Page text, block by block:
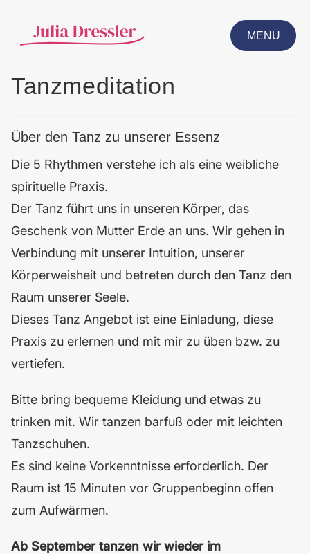
MENÜ
Tanzmeditation
Über den Tanz zu unserer Essenz
Die 5 Rhythmen verstehe ich als eine weibliche
spirituelle Praxis.
Der Tanz führt uns in unseren Körper, das
Geschenk von Mutter Erde an uns. Wir gehen in
Verbindung mit unserer Intuition, unserer
Körperweisheit und betreten durch den Tanz den
Raum unserer Seele.
Dieses Tanz Angebot ist eine Einladung, diese
Praxis zu erlernen und mit mir zu üben bzw. zu
vertiefen.
Bitte bring bequeme Kleidung und etwas zu
trinken mit. Wir tanzen barfuß oder mit leichten
Tanzschuhen.
Es sind keine Vorkenntnisse erforderlich. Der
Raum ist 15 Minuten vor Gruppenbeginn offen
zum Aufwärmen.
Ab September tanzen wir wieder im